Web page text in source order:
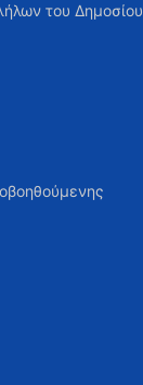
του Δημοσίου